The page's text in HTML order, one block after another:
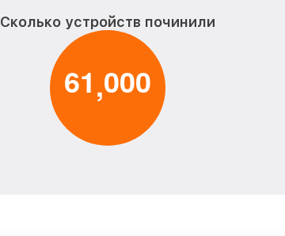
Сколько устройств починили
61,000